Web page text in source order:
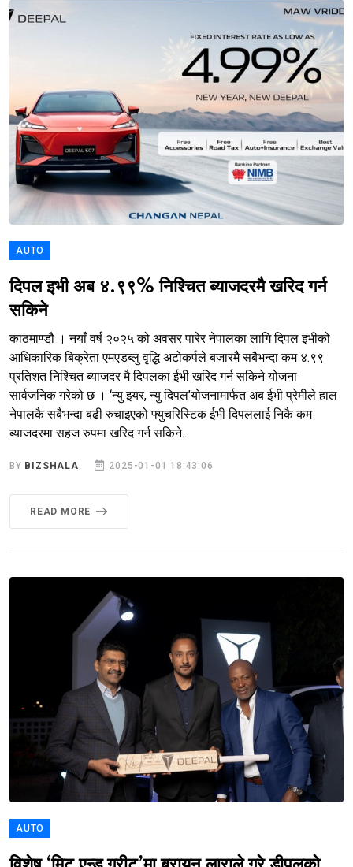
AUTO
दिपल इभी अब ४.९९% निश्चित ब्याजदरमै खरिद गर्न
सकिने
काठमाण्डौ । नयाँ वर्ष २०२५ को अवसर पारेर नेपालका लागि दिपल इभीको
आधिकारिक बिक्रेता एमएडब्लु वृद्धि अटोकर्पले बजारमै सबैभन्दा कम ४.९९
प्रतिशत निश्चित ब्याजदर मै दिपलका ईभी खरिद गर्न सकिने योजना
सार्वजनिक गरेको छ । ‘न्यु इयर, न्यु दिपल’योजनामार्फत अब ईभी प्रेमीले हाल
नेपालकै सबैभन्दा बढी रुचाइएको फ्युचरिस्टिक ईभी दिपललाई निकै कम
ब्याजदरमा सहज रुपमा खरिद गर्न सकिने...
BY BIZSHALA 2025-01-01 18:43:06
READ MORE
AUTO